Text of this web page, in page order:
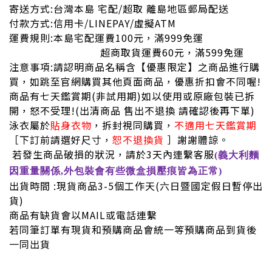
寄送方式:台灣本島 宅配/超取 離島地區郵局配送
付款方式:信用卡/LINEPAY/虛擬ATM
運費規則:本島宅配運費100元，滿999免運
超商取貨運費60元，滿599免運
注意事項:請認明商品名稱含【優惠限定】之商品進行購
買，如跳至官網購買其他頁面商品，優惠折扣會不同喔!
商品有七天鑑賞期(非試用期)如以使用或原廠包裝已拆
開，怒不受理!(出清商品 售出不退換 請確認後再下單)
泳衣屬於貼身衣物 ，拆封視同購買， 不適用七天鑑賞期
［下訂前請選好尺寸， 恕不退換貨 ］謝謝體諒。
若發生商品破損的狀況，請於3天內連繫客服(義大利麵
因重量關係,外包裝會有些微盒損壓痕皆為正常)
出貨時間 :現貨商品3-5個工作天(六日暨國定假日暫停出
貨)
商品有缺貨會以MAIL或電話連繫
若同筆訂單有現貨和預購商品會統一等預購商品到貨後
一同出貨